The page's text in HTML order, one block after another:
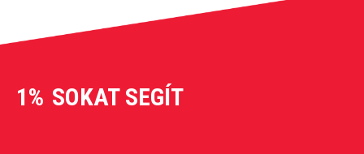
1% SOKAT SEGÍT